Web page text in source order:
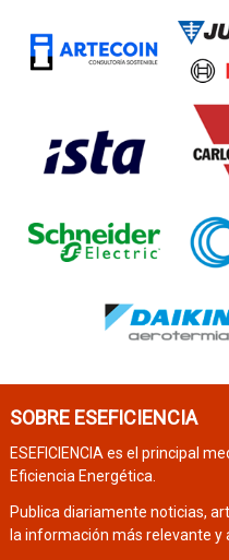
SOBRE ESEFICIENCIA
ESEFICIENCIA es el principal
Eficiencia Energética.
Publica diariamente noticias,
la información más relevante y